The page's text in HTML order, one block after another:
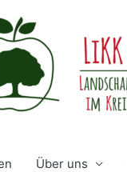
Über uns